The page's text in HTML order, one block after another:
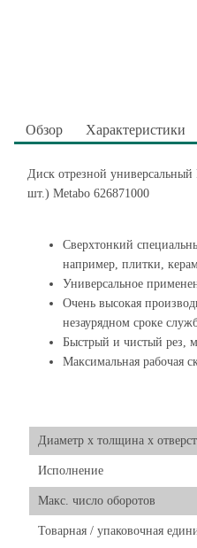
Обзор Характеристики
Диск отрезной
шт.) Metabo 626871000
Сверхтонкий
например, плитки,
Универсальное
Очень высокая
незаурядном сроке
Быстрый и чистый рез,
Максимальная рабочая
Диаметр х толщина х
Исполнение
Макс. число оборотов
Товарная / упаковочная